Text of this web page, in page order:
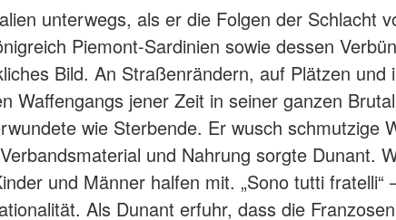
unterwegs, als er die Folgen der Schlacht
Piemont-Sardinien sowie dessen
Bild. An Straßenrändern, auf Plätzen
Waffengangs jener Zeit in seiner ganzen
wie Sterbende. Er wusch schmutzige
und Nahrung sorgte Dunant.
und Männer halfen mit. „Sono tutti
Als Dunant erfuhr, dass die